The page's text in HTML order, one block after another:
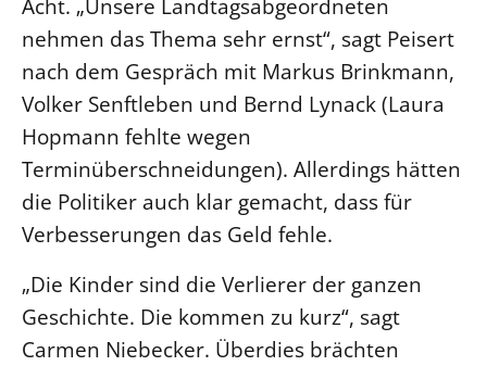
Acht. „Unsere Landtagsabgeordneten
nehmen das Thema sehr ernst“, sagt Peisert
nach dem Gespräch mit Markus Brinkmann,
Volker Senftleben und Bernd Lynack (Laura
Hopmann fehlte wegen
Terminüberschneidungen). Allerdings hätten
die Politiker auch klar gemacht, dass für
Verbesserungen das Geld fehle.
„Die Kinder sind die Verlierer der ganzen
Geschichte. Die kommen zu kurz“, sagt
Carmen Niebecker. Überdies brächten